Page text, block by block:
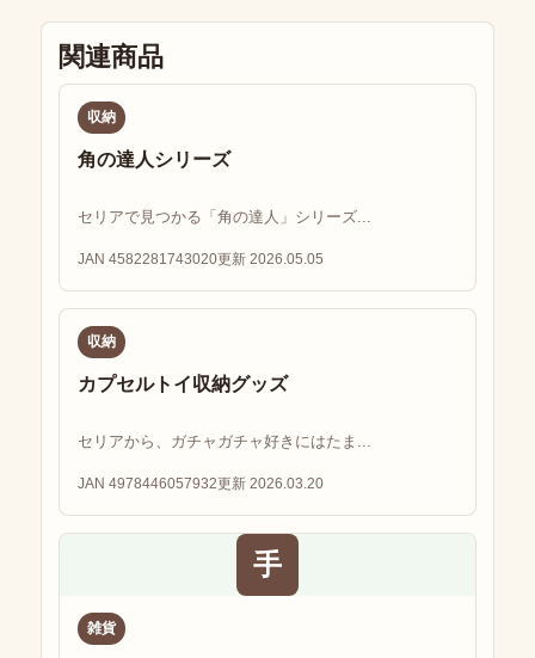
関連商品
収納
角の達人シリーズ
セリアで見つかる「角の達人」シリーズ...
JAN 4582281743020更新 2026.05.05
収納
カプセルトイ収納グッズ
セリアから、ガチャガチャ好きにはたま...
JAN 4978446057932更新 2026.03.20
手
雑貨